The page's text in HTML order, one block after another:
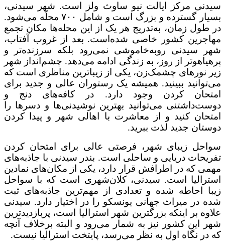
سیدنی مرکز ایالت نیو ساوث ولز است. شهر سیدنی،
بسیار گسترده و بزرگ است و شامل ۷۰۰ محلّه می‌شود.
در طول زمان، به‌تدریج هر یک از این محله‌ها مکان تجمع
مهاجرین کشور خاصی شده‌است. بعد از غروب آفتاب،
شهر سیدنی روبه‌خاموشی نمی‌رود بلکه سرزنده‌تر و
پرهیاهوتر از روز، به زندگی ادامه می‌دهد. چشم‌انداز شهر
زیر نورهای چشمک‌زن، یکی از زیباترین مناظری است که
می‌توانید ببینید. همیشه یک رستوران عالی و جدید برای
امتحان کردن وجود دارد. در کافه‌های دنج و
دوست‌داشتنی می‌توانید بهترین نوشیدنی‌ها و دسرها را
امتحان کنید و از معاشرت با اهالی شهر و پیدا کردن
دوستان جدید لذت ببرید.
سواحل زیبای شهر، فرصتی عالی برای امتحان کردن
تفریحات دریایی و ساحلی است. بندر سیدنی با جاذبه‌های
مهمی که در اطرافش قرار دارد، یکی از مکان‌های نمادین
استرالیا است. سیدنی، کلان‌شهری است که با سواحل
زیبا احاطه شده و تعدادی از مهم‌ترین جاذبه‌های ثبت
شده در میراث جهانی یونسکو را در اختیار دارد. سیدنی
علاوه بر اینکه بزرگترین شهر استرالیا است، پربازدیدترین
شهر این کشور نیز به شمار می‌رود و البته برخلاف آنچه
که در نگاه اول به نظر می‌رسد، پایتخت استرالیا نیست.